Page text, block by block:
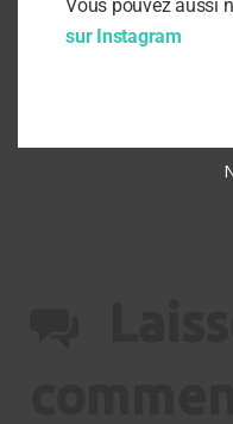
Mobilisation urgente,
Vous pouvez aussi
sur Instagram